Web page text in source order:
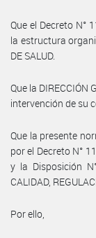
Que el Decreto N°
la estructura
DE SALUD.
Que la DIRECCIÓN
intervención de su
Que la presente
por el Decreto N°
y la Disposición
CALIDAD,
Por ello,